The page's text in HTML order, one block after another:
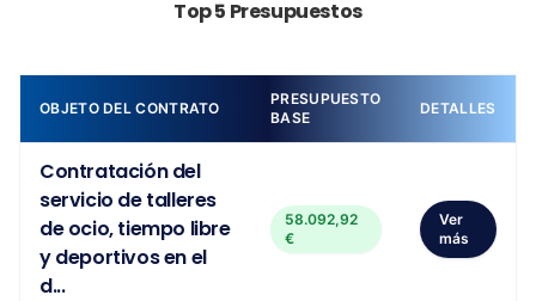
Top 5 Presupuestos
OBJETO DEL CONTRATO
PRESUPUESTO
BASE
DETALLES
Contratación del
servicio de talleres
de ocio, tiempo libre
y deportivos en el
d...
58.092,92
€
Ver
más